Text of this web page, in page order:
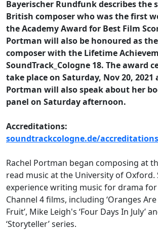
Bayerischer Rundfunk describes the
British composer who was the first
the Academy Award for Best Film
Portman will also be honoured as
composer with the Lifetime
SoundTrack_Cologne 18. The award
take place on Saturday, Nov 20, 2021
Portman will also speak about her
panel on Saturday afternoon.
Accreditations:
soundtrackcologne.de/
Rachel Portman began composing at
read music at the University of Oxford.
experience writing music for drama for
Channel 4 films, including ‘Oranges
Fruit’, Mike Leigh's ‘Four Days In July’
‘Storyteller’ series.